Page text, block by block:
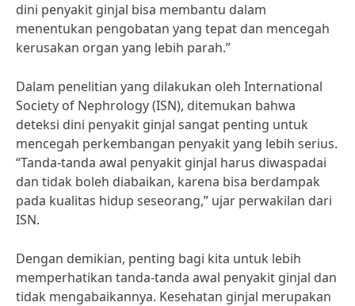
dini penyakit ginjal bisa membantu dalam
menentukan pengobatan yang tepat dan mencegah
kerusakan organ yang lebih parah.”
Dalam penelitian yang dilakukan oleh International
Society of Nephrology (ISN), ditemukan bahwa
deteksi dini penyakit ginjal sangat penting untuk
mencegah perkembangan penyakit yang lebih serius.
“Tanda-tanda awal penyakit ginjal harus diwaspadai
dan tidak boleh diabaikan, karena bisa berdampak
pada kualitas hidup seseorang,” ujar perwakilan dari
ISN.
Dengan demikian, penting bagi kita untuk lebih
memperhatikan tanda-tanda awal penyakit ginjal dan
tidak mengabaikannya. Kesehatan ginjal merupakan